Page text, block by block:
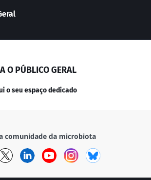
O PÚBLICO GERAL
o seu espaço dedicado
comunidade da microbiota
TwitterLinkedInYouTubeInstagram